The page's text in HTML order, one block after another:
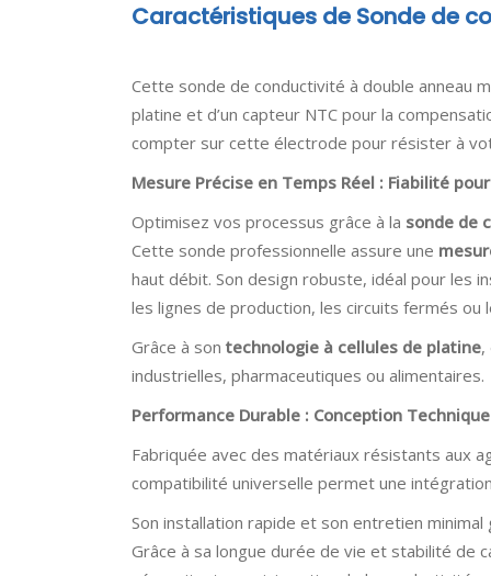
Caractéristiques de Sonde de
Cette sonde de conductivité à double anneau
platine et d’un capteur NTC pour la
compter sur cette électrode pour résister à
Mesure Précise en Temps Réel : Fiabilité
Optimisez vos processus grâce à la sonde de
Cette sonde professionnelle assure une
haut débit. Son design robuste, idéal pour les
les lignes de production, les circuits fermés
Grâce à son technologie à cellules de platine,
industrielles, pharmaceutiques ou alimentaires.
Performance Durable : Conception
Fabriquée avec des matériaux résistants aux
compatibilité universelle permet une
Son installation rapide et son entretien
Grâce à sa longue durée de vie et stabilité de